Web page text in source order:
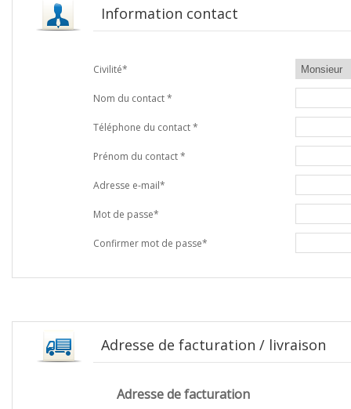
Information contact
Civilité*
Nom du contact *
Téléphone du contact *
Prénom du contact *
Adresse e-mail*
Mot de passe*
Confirmer mot de passe*
Adresse de facturation / livraison
Adresse de facturation